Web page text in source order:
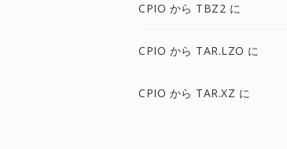
CPIO から TBZ2 に
CPIO から TAR.LZO に
CPIO から TAR.XZ に